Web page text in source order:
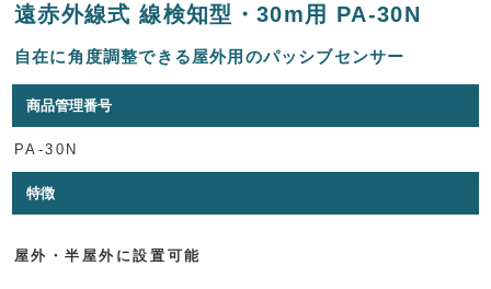
遠赤外線式 線検知型・30m用 PA-30N
自在に角度調整できる屋外用のパッシブセンサー
商品管理番号
PA-30N
特徴
屋外・半屋外に設置可能